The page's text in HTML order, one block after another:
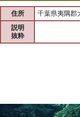
住所
千葉県夷隅郡
説明
抜粋